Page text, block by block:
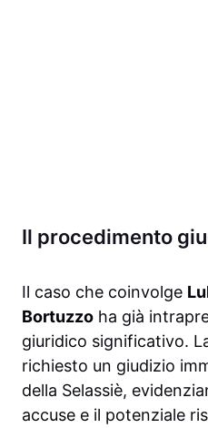
Il procedimento
Il caso che coinvolge
Bortuzzo ha già
giuridico significativo.
richiesto un giudizio
della Selassiè,
accuse e il potenziale